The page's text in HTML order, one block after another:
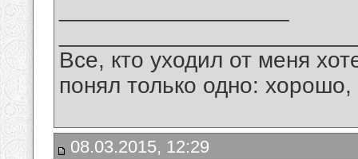
Все, кто уходил от меня
понял только одно:
08.03.2015, 12:29